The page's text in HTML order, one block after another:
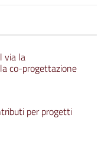
via la
co-progettazione
per progetti